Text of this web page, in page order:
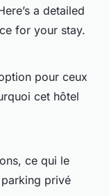
a detailed
for your stay.
pour ceux
cet hôtel
ce qui le
privé